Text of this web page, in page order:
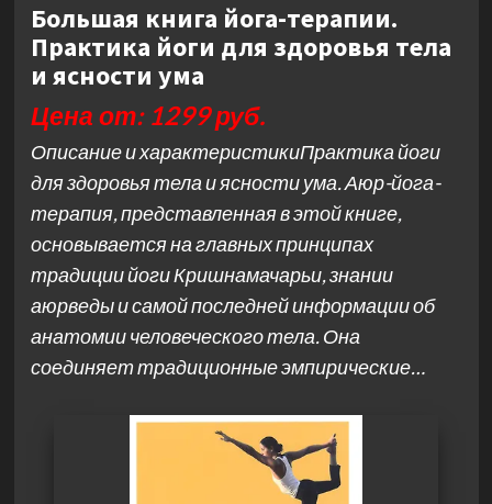
Большая книга йога-терапии.
Практика йоги для здоровья тела
и ясности ума
Цена от: 1299 руб.
Описание и характеристикиПрактика йоги
для здоровья тела и ясности ума. Аюр-йога-
терапия, представленная в этой книге,
основывается на главных принципах
традиции йоги Кришнамачарьи, знании
аюрведы и самой последней информации об
анатомии человеческого тела. Она
соединяет традиционные эмпирические…